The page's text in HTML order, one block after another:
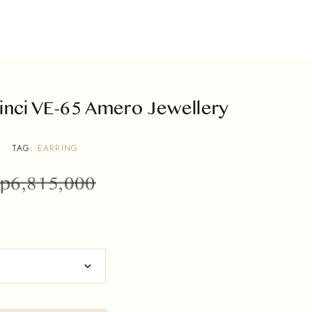
VE-65 Amero Jewellery
TAG: EARRING
6,815,000